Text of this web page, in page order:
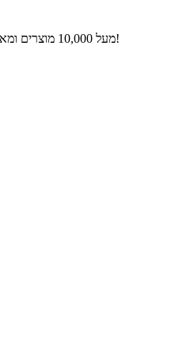
מעל 10,000 מוצרים ומאכלים במאגר עם ערכים תזונתיים!